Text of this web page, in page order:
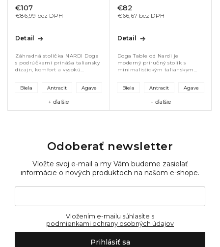
€86,99 bez DPH
€107
Detail
Záhradná stolička NARDI Doga
s podrúčkami prináša taliansky
dizajn, komfort a vysokú
ideálna na terasu, záhradu...
Biela Antracit Agave
+ ďalšie
€66,67 bez DPH
€82
Detail
Doga Table od Nardi je
moderný príručný stolík s
minimalistickým talianskym
je ľahký, odolný a vhodný do
Biela Antracit Agave
+ ďalšie
Odoberať newsletter
Vložte svoj e-mail a my Vám budeme zasielať
informácie o nových produktoch na našom e-shope.
podmienkami ochrany osobných údajov
Prihlásiť sa